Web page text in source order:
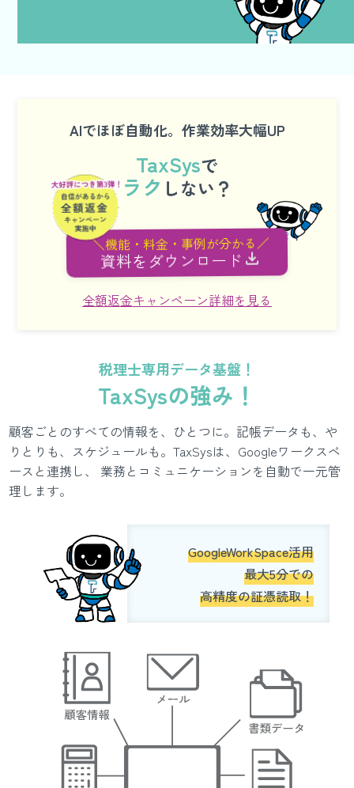
AIでほぼ自動化。作業効率大幅UP
TaxSysで
ラク しない？
＼機能・料金・事例が分かる／
資料をダウンロード
全額返金キャンペーン詳細を見る
税理士専用データ基盤！
TaxSysの強み！
顧客ごとのすべての情報を、ひとつに。記帳データも、や
りとりも、スケジュールも。TaxSysは、Googleワークスペ
ースと連携し、 業務とコミュニケーションを自動で一元管
理します。
GoogleWorkSpace活用
最大5分での
高精度の証憑読取！